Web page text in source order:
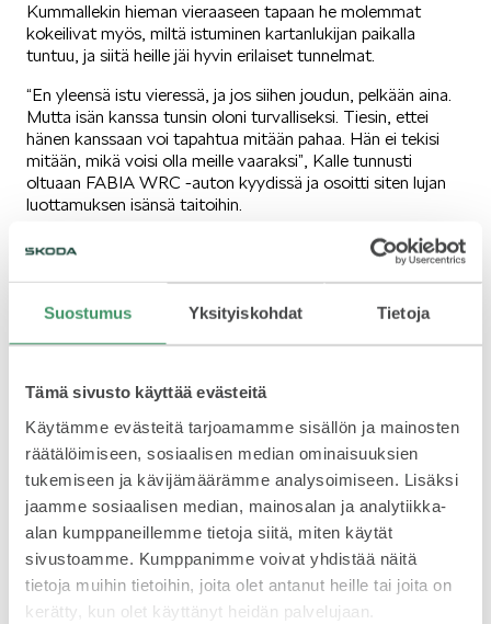
Suostumus Yksityiskohdat Tietoja
Tämä sivusto käyttää evästeitä
Käytämme evästeitä tarjoamamme sisällön ja mainosten
räätälöimiseen, sosiaalisen median ominaisuuksien
tukemiseen ja kävijämäärämme analysoimiseen. Lisäksi
jaamme sosiaalisen median, mainosalan ja analytiikka-
alan kumppaneillemme tietoja siitä, miten käytät
sivustoamme. Kumppanimme voivat yhdistää näitä
tietoja muihin tietoihin, joita olet antanut heille tai joita on
kerätty, kun olet käyttänyt heidän palvelujaan.
SCALA
KAROQ
Kummallekin hieman vieraaseen tapaan he molemmat
kokeilivat myös, miltä istuminen kartanlukijan paikalla
tuntuu, ja siitä heille jäi hyvin erilaiset tunnelmat.
“En yleensä istu vieressä, ja jos siihen joudun, pelkään aina.
Mutta isän kanssa tunsin oloni turvalliseksi. Tiesin, ettei
hänen kanssaan voi tapahtua mitään pahaa. Hän ei tekisi
mitään, mikä voisi olla meille vaaraksi”, Kalle tunnusti
oltuaan FABIA WRC -auton kyydissä ja osoitti siten lujan
luottamuksen isänsä taitoihin.
Sen sijaan isä-Harri näytti huomattavasti levottomammalta
noustessaan pois FABIA R5:n oikealta etuistuimelta. “Tämä
oli minulle hiukan erilaista. Luotan tietenkin Kallen
osaamiseen, mutta hän ajoi hirvittävän lujaa… Ei nyt niin,
prosenttiselta menolta”, Harri naurahtaa.
Entä miten hän vertaa näillä kahdella autolla ajamista? “R5-
auton setup on erittäin täsmällinen, moottorin tehokäyrä on
todella lineaarinen ja ennustettavissa. Siksi myös autoa
pitää ajaa hiukan eri tyylillä kuin mihin minä aikanaan totuin.
Minusta siinä on se suurin ero”, Harri tiivistää ja Kalle
myötäilee nyökkäillen.